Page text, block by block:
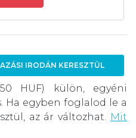
IRODÁN KERESZTÜL
HUF) külön, egyéni
Ha egyben foglalod le a
az ár változhat. Mit